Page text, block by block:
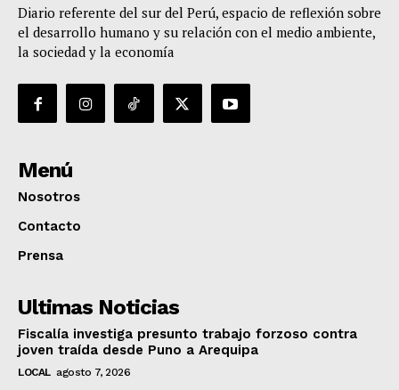
Diario referente del sur del Perú, espacio de reflexión sobre
el desarrollo humano y su relación con el medio ambiente,
la sociedad y la economía
Menú
Nosotros
Contacto
Prensa
Ultimas Noticias
Fiscalía investiga presunto trabajo forzoso contra
joven traída desde Puno a Arequipa
LOCAL agosto 7, 2026